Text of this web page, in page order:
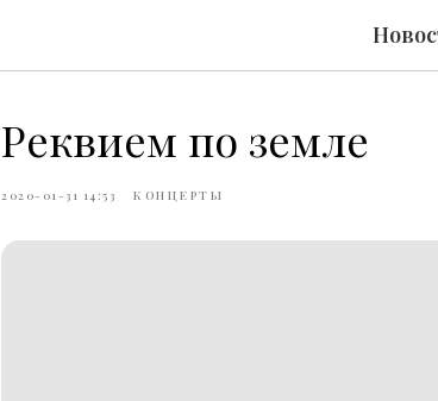
Реквием по земле
2020-01-31 14:53 КОНЦЕРТЫ